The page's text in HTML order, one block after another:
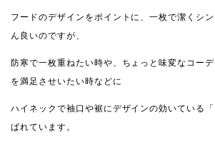
フードのデザインをポイントに、一枚で潔くシ
ん良いのですが、
防寒で一枚重ねたい時や、ちょっと味変なコー
を満足させいたい時などに
ハイネックで袖口や裾にデザインの効いている
ばれています。